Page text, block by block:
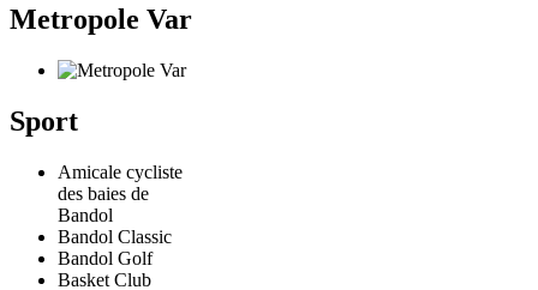
Metropole Var
Sport
Amicale cycliste
des baies de
Bandol
Bandol Classic
Bandol Golf
Basket Club